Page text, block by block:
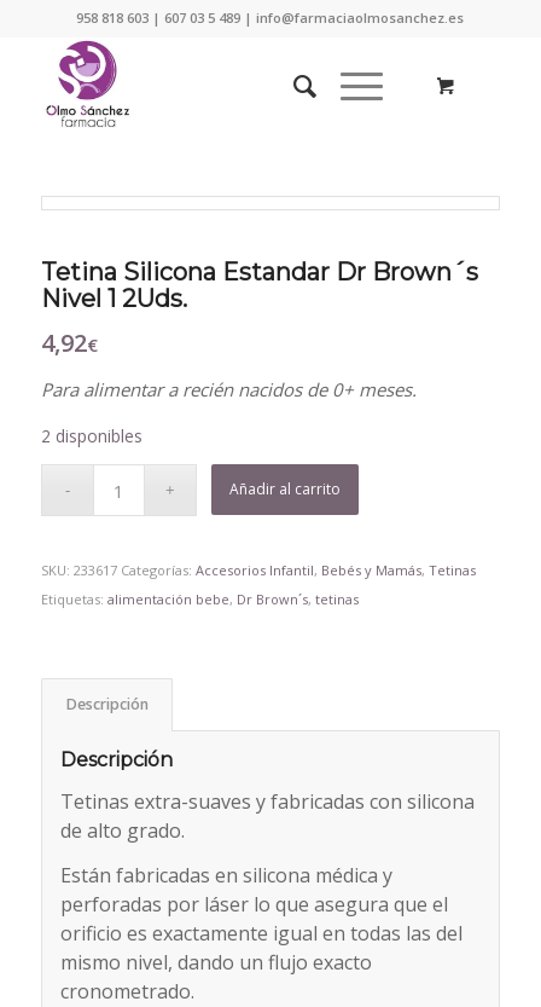
958 818 603 | 607 03 5 489 | info@farmaciaolmosanchez.es
Tetina Silicona Estandar Dr Brown´s
Nivel 1 2Uds.
4,92€
Para alimentar a recién nacidos de 0+ meses.
2 disponibles
Añadir al carrito
SKU: 233617 Categorías: Accesorios Infantil, Bebés y Mamás, Tetinas
Etiquetas: alimentación bebe, Dr Brown´s, tetinas
Descripción
Descripción
Tetinas extra-suaves y fabricadas con silicona
de alto grado.
Están fabricadas en silicona médica y
perforadas por láser lo que asegura que el
orificio es exactamente igual en todas las del
mismo nivel, dando un flujo exacto
cronometrado.